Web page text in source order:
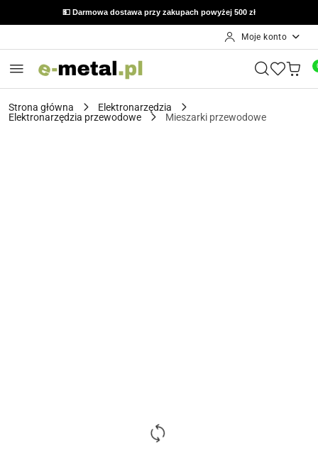
💵 Darmowa dostawa przy zakupach powyżej 500 zł
🔙 Możliwość zwrotu do 14 dni od otrzymania zamówienia
Moje konto
Strona główna
Elektronarzędzia
Elektronarzędzia przewodowe
Mieszarki przewodowe